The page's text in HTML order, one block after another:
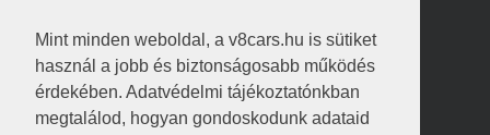
Mint minden weboldal, a v8cars.hu is sütiket
használ a jobb és biztonságosabb működés
érdekében. Adatvédelmi tájékoztatónkban
megtalálod, hogyan gondoskodunk adataid
kortisz:Elszúrtam! Én csak két
darabbaal számoltam. Nem tudtam, hogy fél autót,